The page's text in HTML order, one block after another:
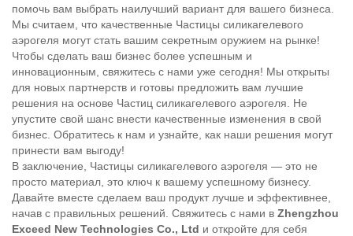
помочь вам выбрать наилучший вариант для вашего бизнеса.
Мы считаем, что качественные Частицы силикагелевого
аэрогеля могут стать вашим секретным оружием на рынке!
Чтобы сделать ваш бизнес более успешным и
инновационным, свяжитесь с нами уже сегодня! Мы открыты
для новых партнерств и готовы предложить вам лучшие
решения на основе Частиц силикагелевого аэрогеля. Не
упустите свой шанс внести качественные изменения в свой
бизнес. Обратитесь к нам и узнайте, как наши решения могут
принести вам выгоду!
В заключение, Частицы силикагелевого аэрогеля — это не
просто материал, это ключ к вашему успешному бизнесу.
Давайте вместе сделаем ваш продукт лучше и эффективнее,
начав с правильных решений. Свяжитесь с нами в Zhengzhou
Exceed New Technologies Co., Ltd и откройте для себя